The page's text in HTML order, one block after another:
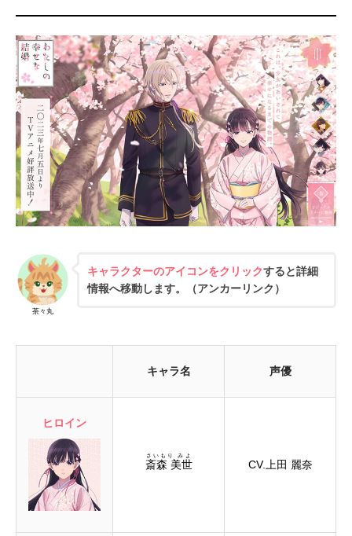
茶々丸
キャラクターのアイコンをクリックすると詳細
情報へ移動します。（アンカーリンク）
キャラ名 声優
ヒロイン
斎森 美世
さいもり みよ
CV.上田 麗奈